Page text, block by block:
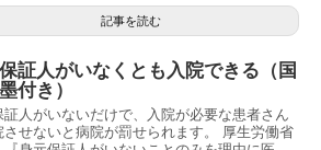
記事を読む
証人がいなくとも入院できる（国
付き）
証人がいないだけで、入院が必要な患者さん
させないと病院が罰せられます。 厚生労働省